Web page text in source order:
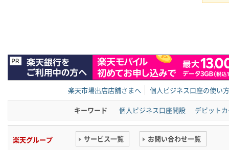
楽天市場出店店舗さまへ 個人ビジネス口座の使い方
キーワード 個人ビジネス口座開設 デビット
楽天グループ サービス一覧 お問い合わせ一覧